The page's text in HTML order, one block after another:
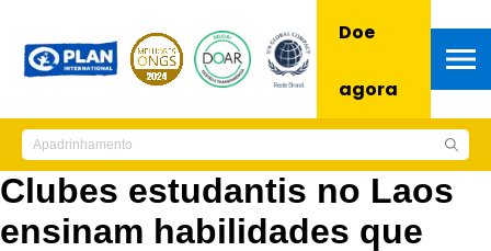
Doe
agora
Clubes estudantis no Laos
ensinam habilidades que